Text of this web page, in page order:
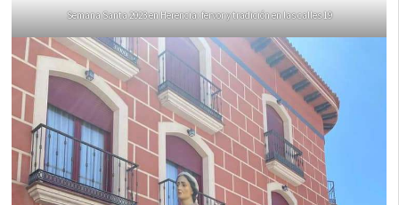
Semana Santa 2023 en Herencia: fervor y tradición en las calles 19